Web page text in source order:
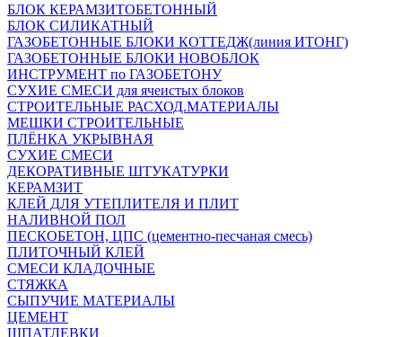
БЛОК КЕРАМЗИТОБЕТОННЫЙ
БЛОК СИЛИКАТНЫЙ
ГАЗОБЕТОННЫЕ БЛОКИ КОТТЕДЖ(линия ИТОНГ)
ГАЗОБЕТОННЫЕ БЛОКИ НОВОБЛОК
ИНСТРУМЕНТ по ГАЗОБЕТОНУ
СУХИЕ СМЕСИ для ячеистых блоков
СТРОИТЕЛЬНЫЕ РАСХОД.МАТЕРИАЛЫ
МЕШКИ СТРОИТЕЛЬНЫЕ
ПЛЁНКА УКРЫВНАЯ
СУХИЕ СМЕСИ
ДЕКОРАТИВНЫЕ ШТУКАТУРКИ
КЕРАМЗИТ
КЛЕЙ ДЛЯ УТЕПЛИТЕЛЯ И ПЛИТ
НАЛИВНОЙ ПОЛ
ПЕСКОБЕТОН, ЦПС (цементно-песчаная смесь)
ПЛИТОЧНЫЙ КЛЕЙ
СМЕСИ КЛАДОЧНЫЕ
СТЯЖКА
СЫПУЧИЕ МАТЕРИАЛЫ
ЦЕМЕНТ
ШПАТЛЕВКИ